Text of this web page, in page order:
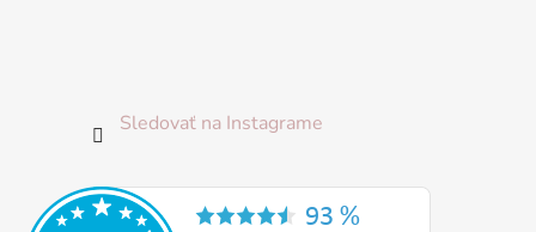
Sledovať na Instagrame